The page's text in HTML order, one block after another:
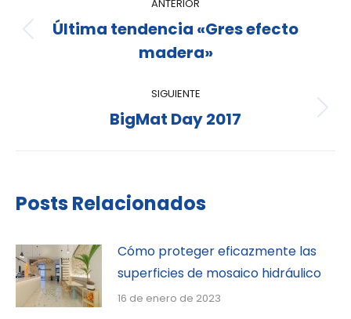
ANTERIOR
Última tendencia «Gres efecto
madera»
SIGUIENTE
BigMat Day 2017
Posts Relacionados
Cómo proteger eficazmente las
superficies de mosaico hidráulico
16 de enero de 2023